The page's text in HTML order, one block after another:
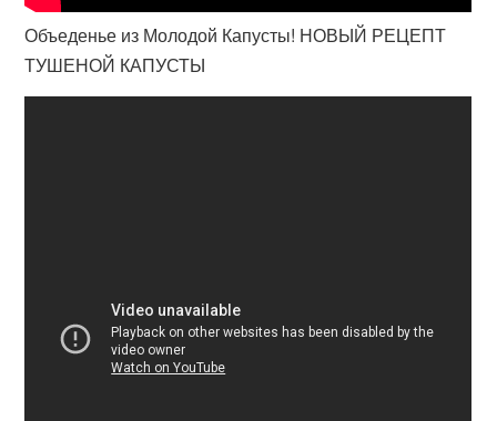
Объеденье из Молодой Капусты! НОВЫЙ РЕЦЕПТ
ТУШЕНОЙ КАПУСТЫ